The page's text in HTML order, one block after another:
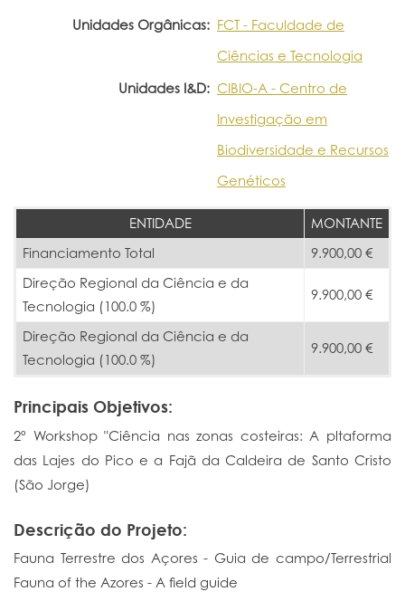
Unidades Orgânicas: FCT - Faculdade de
Ciências e Tecnologia
Unidades I&D: CIBIO-A - Centro de
Investigação em
Biodiversidade e Recursos
Genéticos
ENTIDADE
MONTANTE
Financiamento Total
9.900,00 €
Direção Regional da Ciência e da
Tecnologia (100.0 %)
9.900,00 €
Direção Regional da Ciência e da
Tecnologia (100.0 %)
9.900,00 €
Principais Objetivos:
2º Workshop "Ciência nas zonas costeiras: A pltaforma
das Lajes do Pico e a Fajã da Caldeira de Santo Cristo
(São Jorge)
Descrição do Projeto:
Fauna Terrestre dos Açores - Guia de campo/Terrestrial
Fauna of the Azores - A field guide